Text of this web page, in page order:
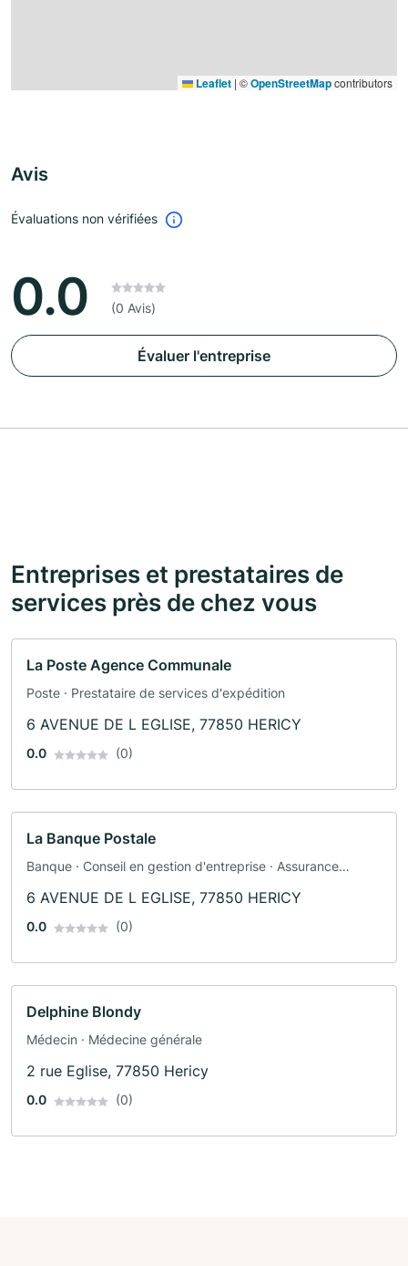
Leaflet | ©OpenStreetMapcontributors
Avis
Évaluations non vérifiées
0.0 (0 Avis)
Évaluer l'entreprise
Entreprises et prestataires de
services près de chez vous
La Poste Agence Communale
Poste · Prestataire de services d'expédition
6 AVENUE DE L EGLISE, 77850 HERICY
0.0 (0)
La Banque Postale
Banque · Conseil en gestion d'entreprise · Assurance
6 AVENUE DE L EGLISE, 77850 HERICY
0.0 (0)
Delphine Blondy
Médecin · Médecine générale
2 rue Eglise, 77850 Hericy
0.0 (0)